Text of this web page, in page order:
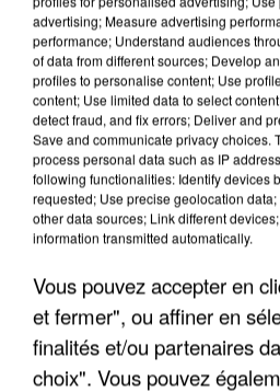
UN SECOND CADRE DE LA
INTERPELLÉ EN ALGÉRIE
advertising; Measure advertising
performance; Understand audiences
of data from different sources; Develop
profiles to personalise content; Use
content; Use limited data to select
detect fraud, and fix errors; Deliver and
Save and communicate privacy choices.
process personal data such as IP
following functionalities: Identify devices
requested; Use precise geolocation
other data sources; Link different
information transmitted automatically.
Vous pouvez accepter en
et fermer", ou affiner en
finalités et/ou partenaires
choix". Vous pouvez